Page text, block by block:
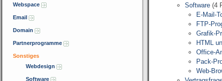
Webspace
Email
Domain
Partnerprogramme
Sonstiges
Webdesign
Software
Software(4
E-Mail-
FTP-
Grafik-
HTML
Office-
Pack-
Web-